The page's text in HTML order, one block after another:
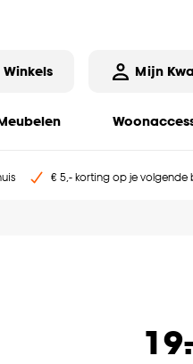
Winkels Mijn
€ 5,- korting op je volgende
19.
-